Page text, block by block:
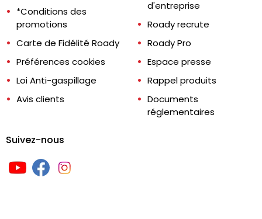
*Conditions des
promotions
Carte de Fidélité Roady
Préférences cookies
Loi Anti-gaspillage
Avis clients
d'entreprise
Roady recrute
Roady Pro
Espace presse
Rappel produits
Documents
réglementaires
Suivez-nous